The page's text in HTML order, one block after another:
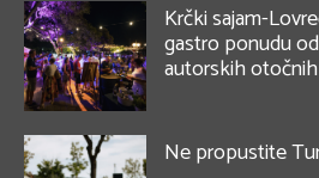
Krčki sajam-
gastro ponudu
autorskih
Ne propustite